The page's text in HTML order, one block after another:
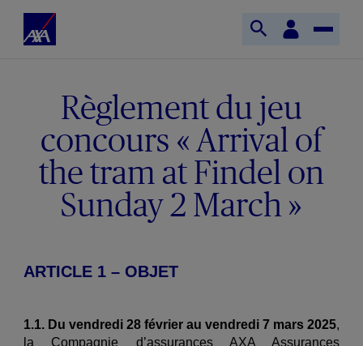
Direkt zum Inhalt
t
KundenBereich
S
h
ö
f
f
n
e
T
e
n
Règlement du jeu
concours « Arrival of
the tram at Findel on
Sunday 2 March »
ARTICLE 1 – OBJET
1.1. Du vendredi 28 février au vendredi 7 mars 2025,
la Compagnie d’assurances AXA Assurances